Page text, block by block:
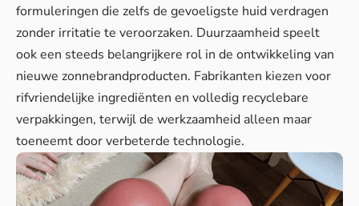
formuleringen die zelfs de gevoeligste huid verdragen
zonder irritatie te veroorzaken. Duurzaamheid speelt
ook een steeds belangrijkere rol in de ontwikkeling van
nieuwe zonnebrandproducten. Fabrikanten kiezen voor
rifvriendelijke ingrediënten en volledig recyclebare
verpakkingen, terwijl de werkzaamheid alleen maar
toeneemt door verbeterde technologie.